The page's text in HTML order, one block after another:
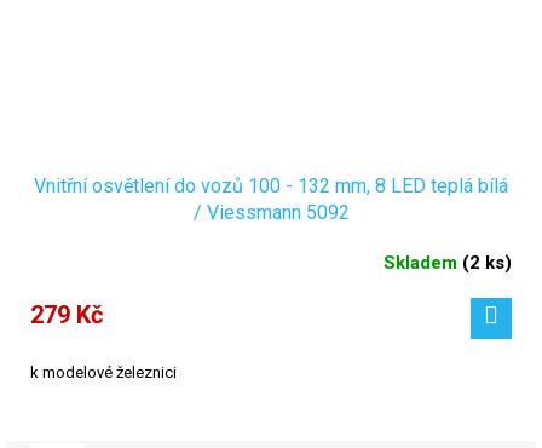
Vnitřní osvětlení do vozů 100 - 132 mm, 8 LED teplá bílá
/ Viessmann 5092
Skladem (2 ks)
279 Kč
k modelové železnici